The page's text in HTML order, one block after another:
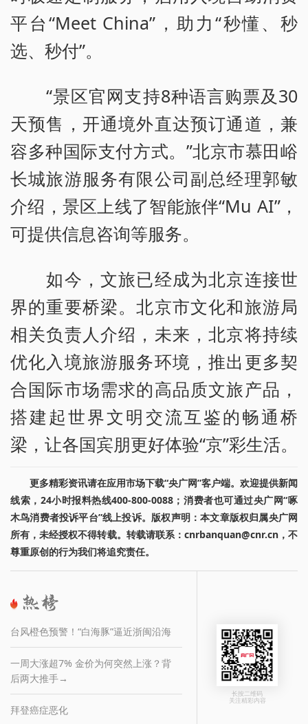
平台“Meet China”，助力“秒懂、秒
选、秒付”。
“景区官网支持8种语言购票及30
天预售，开通境外直达预订通道，兼
容多种国际支付方式。”北京市慕田峪
长城旅游服务有限公司副总经理郭敏
介绍，景区上线了智能旅伴“Mu AI”，
可提供信息咨询等服务。
如今，文旅已经成为北京连接世
界的重要桥梁。北京市文化和旅游局
相关负责人介绍，未来，北京将持续
优化入境旅游服务环境，推出更多契
合国际市场需求的高品质文旅产品，
搭建起世界文明交流互鉴的畅通桥
梁，让各国宾朋更好体验“京”彩生活。
更多精彩资讯请在应用市场下载“央广网”客户端。欢迎提供新闻
线索，24小时报料热线400-800-0088；消费者也可通过央广网“啄
木鸟消费者投诉平台”线上投诉。版权声明：本文章版权归属央广网
所有，未经授权不得转载。转载请联系：cnrbanquan@cnr.cn，不
尊重原创的行为我们将追究责任。
台风橙色预警！“白海豚”逼近浙闽沿海
一周大涨超7% 金价为何突然上涨？背
后两大推手→
拜登癌症恶化
长按二维码
关注精彩内容